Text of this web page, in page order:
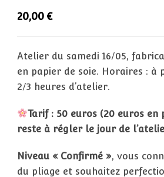
20,00 €
Atelier du samedi 16/05,
en papier de soie. Horaires : à
2/3 heures d’atelier.
Tarif : 50 euros (20 euros
reste à régler le jour de
Niveau « Confirmé », vous
du pliage et souhaitez